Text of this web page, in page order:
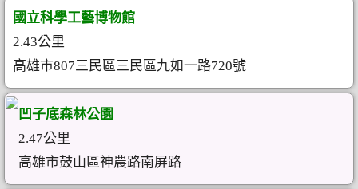
國立科學工藝博物館
2.43公里
高雄市807三民區三民區九如一路720號
凹子底森林公園
2.47公里
高雄市鼓山區神農路南屏路